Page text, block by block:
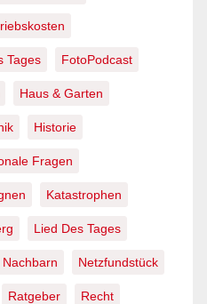
Tages FotoPodcast
Haus & Garten
Historie
Fragen
Katastrophen
Lied Des Tages
Nachbarn Netzfundstück
Ratgeber Recht